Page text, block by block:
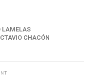
LAMELAS
CHACÓN